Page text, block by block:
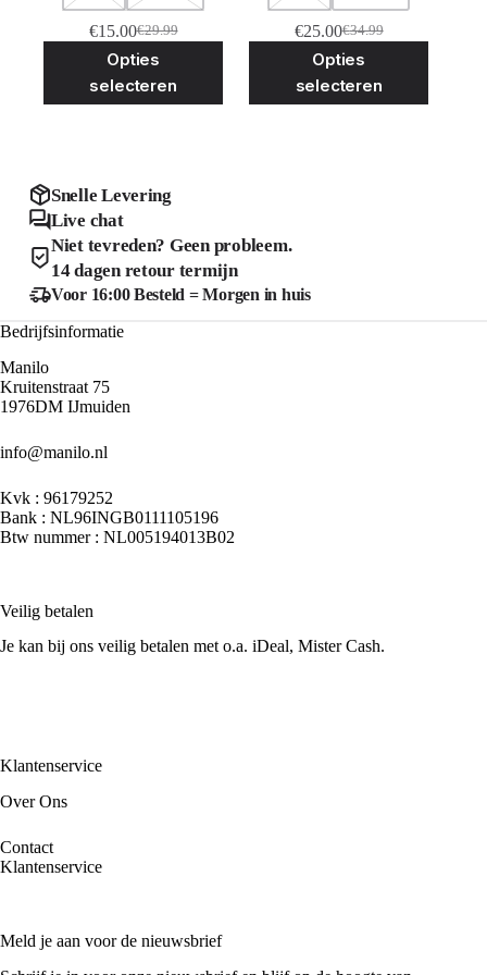
€29.99
Oorspronkelijke
prijs
was:
€29.99.
€15.00Huidige
prijs
is:
€15.00.
Opties
selecteren
meerdere
op
de
productpagina
€34.99
Oorspronkelijke
prijs
was:
€34.99.
€25.00Huidige
prijs
is:
€25.00.
Opties
selecteren
Snelle Levering
Live chat
Niet tevreden? Geen probleem.
14 dagen retour termijn
Voor 16:00 Besteld = Morgen in huis
Bedrijfsinformatie
Manilo
Kruitenstraat 75
1976DM IJmuiden
info@manilo.nl
Kvk : 96179252
Bank : NL96INGB0111105196
Btw nummer : NL005194013B02
Veilig betalen
Je kan bij ons veilig betalen met o.a. iDeal, Mister Cash.
Klantenservice
Over Ons
Contact
Klantenservice
Meld je aan voor de nieuwsbrief